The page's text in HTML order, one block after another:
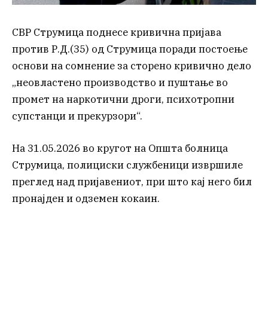
СВР Струмица поднесе кривична пријава
против Р.Д.(35) од Струмица поради постоење
основи на сомнение за сторено кривично дело
„неовластено производство и пуштање во
промет на наркотични дроги, психотропни
супстанци и прекурзори“.
На 31.05.2026 во кругот на Општа болница
Струмица, полициски службеници извршиле
преглед над пријавениот, при што кај него бил
пронајден и одземен кокаин.